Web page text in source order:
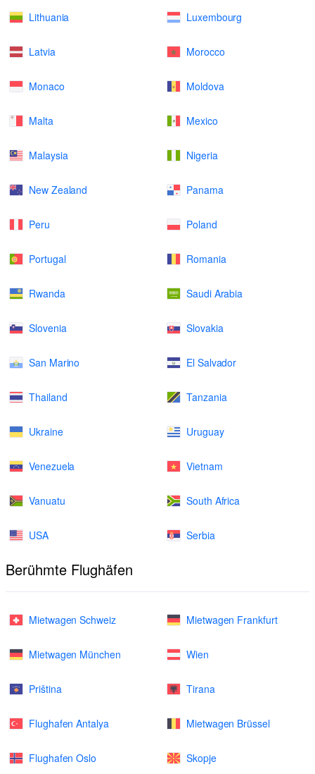
Lithuania Luxembourg
Latvia Morocco
Monaco Moldova
Malta Mexico
Malaysia Nigeria
New Zealand Panama
Peru Poland
Portugal Romania
Rwanda Saudi Arabia
Slovenia Slovakia
San Marino El Salvador
Thailand Tanzania
Ukraine Uruguay
Venezuela Vietnam
Vanuatu South Africa
USA Serbia
Berühmte Flughäfen
Mietwagen Schweiz Mietwagen Frankfurt
Mietwagen München Wien
Priština Tirana
Flughafen Antalya Mietwagen Brüssel
Flughafen Oslo Skopje